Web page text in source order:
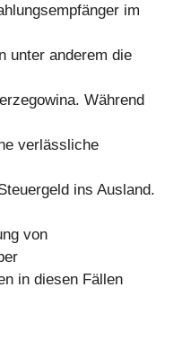
im
unter anderem die
Während
verlässliche
ins Ausland.
von
in diesen Fällen